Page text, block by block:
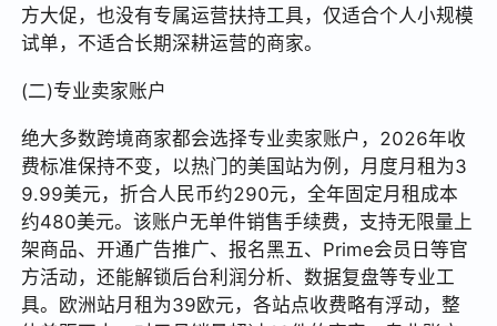
方大促，也没有专属运营扶持工具，仅适合个人小规模
试单，不适合长期深耕运营的商家。
(二)专业卖家账户
绝大多数跨境商家都会选择专业卖家账户，2026年收
费标准保持不变，以热门的美国站为例，月度月租为3
9.99美元，折合人民币约290元，全年固定月租成本
约480美元。该账户无单件销售手续费，支持无限量上
架商品、开通广告推广、报名黑五、Prime会员日等官
方活动，还能解锁后台利润分析、数据复盘等专业工
具。欧洲站月租为39欧元，各站点收费略有浮动，整